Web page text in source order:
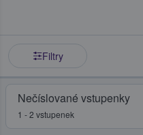
Filtry
Nečíslované vstupenky
1 - 2 vstupenek